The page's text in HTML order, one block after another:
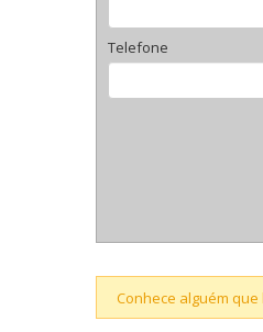
Telefone
Conhece alguém